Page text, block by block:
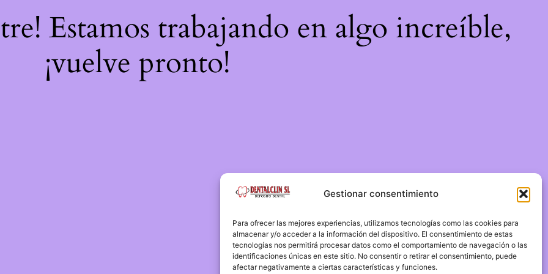
Gestionar consentimiento
Para ofrecer las mejores experiencias, utilizamos tecnologías como las cookies para
almacenar y/o acceder a la información del dispositivo. El consentimiento de estas
tecnologías nos permitirá procesar datos como el comportamiento de navegación o las
identificaciones únicas en este sitio. No consentir o retirar el consentimiento, puede
afectar negativamente a ciertas características y funciones.
Estamos trabajando en algo increíble,
¡vuelve pronto!